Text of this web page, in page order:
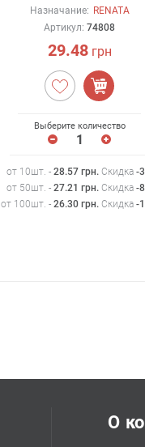
Назначание: RENATA
Артикул:74808
29.48грн
Выберите количество
от 10шт. -28.57 грн. Скидка-
от 50шт. -27.21 грн. Скидка-
от 100шт. -26.30 грн. Скидка-
О